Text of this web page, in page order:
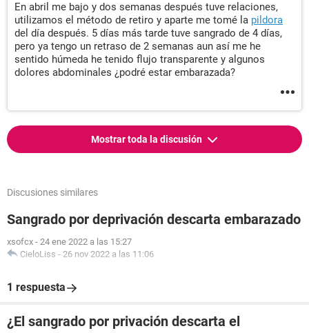
En abril me bajo y dos semanas después tuve relaciones,
utilizamos el método de retiro y aparte me tomé la pildora
del día después. 5 días más tarde tuve sangrado de 4 días,
pero ya tengo un retraso de 2 semanas aun así me he
sentido húmeda he tenido flujo transparente y algunos
dolores abdominales ¿podré estar embarazada?
Mostrar toda la discusión
Discusiones similares
Sangrado por deprivación descarta embarazado
xsofcx - 24 ene 2022 a las 15:27
CieloLiss - 26 nov 2022 a las 11:06
1 respuesta
¿El sangrado por privación descarta el